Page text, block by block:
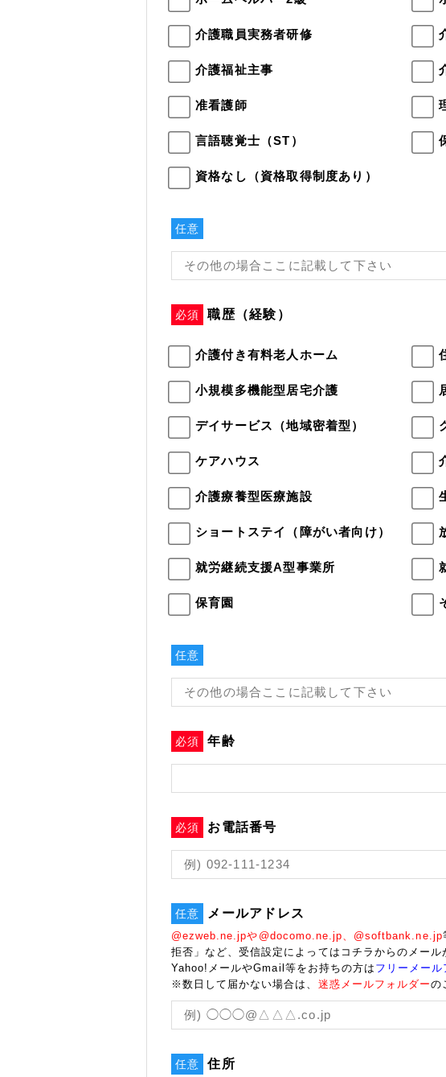
介護職員実務者研修
介護福祉主事
准看護師
言語聴覚士（ST）
資格なし（資格取得制度あり）
任意
必須 職歴（経験）
介護付き有料老人ホーム
小規模多機能型居宅介護
デイサービス（地域密着型）
ケアハウス
介護療養型医療施設
ショートステイ（障がい者向け）
就労継続支援A型事業所
保育園
任意
必須 年齢
必須 お電話番号
任意 メールアドレス
@ezweb.ne.jpや@docomo.ne.jp、@softbank.ne.jp
拒否」など、受信設定によってはコチラからのメール
Yahoo!メールやGmail等をお持ちの方は フリーメール
※数日して届かない場合は、 迷惑メールフォルダーの
任意 住所